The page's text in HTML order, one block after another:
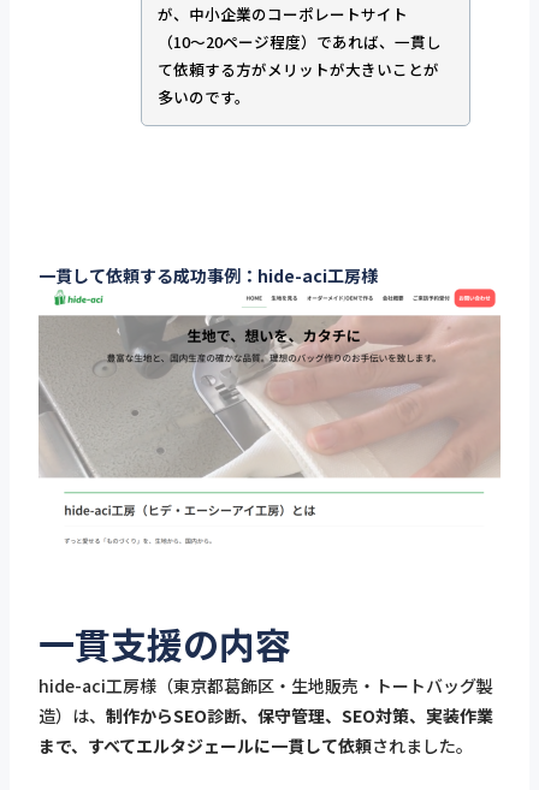
が、中小企業のコーポレートサイト
（10〜20ページ程度）であれば、一貫し
て依頼する方がメリットが大きいことが
多いのです。
一貫して依頼する成功事例：hide-aci工房様
一貫支援の内容
hide-aci工房様（東京都葛飾区・生地販売・トートバッグ製
造）は、 制作からSEO診断、保守管理、SEO対策、実装作業
まで、すべてエルタジェールに一貫して依頼されました。